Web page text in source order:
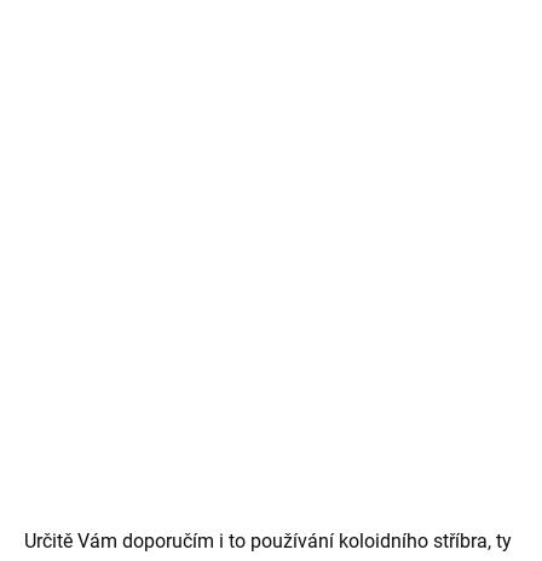
Určitě Vám doporučím i to používání koloidního stříbra, ty